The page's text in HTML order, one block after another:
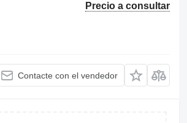
Precio a consultar
Contacte con el vendedor